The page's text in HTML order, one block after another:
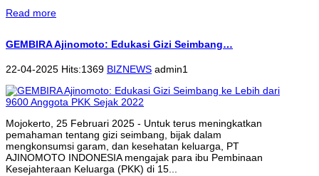
Read more
GEMBIRA Ajinomoto: Edukasi Gizi Seimbang…
22-04-2025 Hits:1369 BIZNEWS admin1
Mojokerto, 25 Februari 2025 - Untuk terus meningkatkan
pemahaman tentang gizi seimbang, bijak dalam
mengkonsumsi garam, dan kesehatan keluarga, PT
AJINOMOTO INDONESIA mengajak para ibu Pembinaan
Kesejahteraan Keluarga (PKK) di 15...